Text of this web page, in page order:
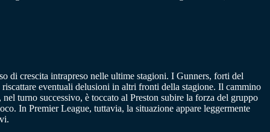
di crescita intrapreso nelle ultime stagioni. I Gunners, forti del
eventuali delusioni in altri fronti della stagione. Il cammino
turno successivo, è toccato al Preston subire la forza del gruppo
In Premier League, tuttavia, la situazione appare leggermente